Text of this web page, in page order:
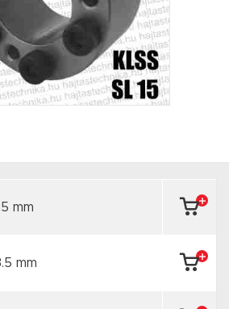
mm
mm